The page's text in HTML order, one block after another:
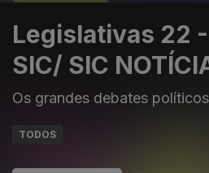
Legislativas 22
SIC/ SIC
Os grandes debates
TODOS